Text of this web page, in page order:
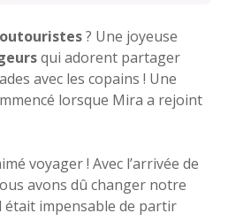
? Une joyeuse
qui adorent partager
avec les copains ! Une
lorsque Mira a rejoint
voyager ! Avec l’arrivée de
avons dû changer notre
était impensable de partir